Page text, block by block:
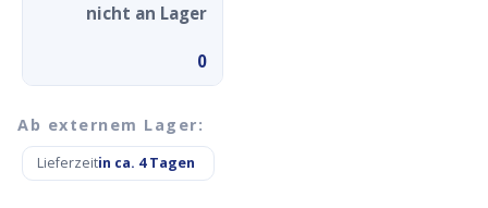
nicht an Lager
0
Ab externem Lager:
Lieferzeitin ca. 4 Tagen